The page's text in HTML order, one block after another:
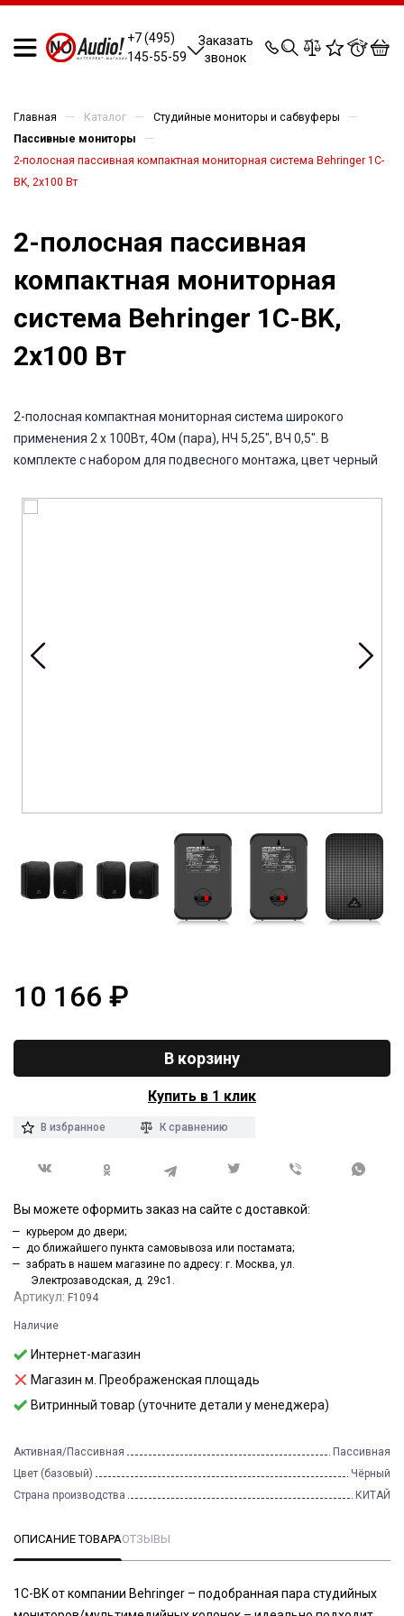
+7 (495)
145-55-59
Заказать
звонок
0 0 0 0
Главная — Каталог — Студийные мониторы и сабвуферы —
Пассивные мониторы —
2-полосная пассивная компактная мониторная система Behringer 1C-
BK, 2x100 Вт
2-полосная пассивная
компактная мониторная
система Behringer 1C-BK,
2x100 Вт
2-полосная компактная мониторная система широкого
применения 2 х 100Вт, 4Ом (пара), НЧ 5,25", ВЧ 0,5". В
комплекте с набором для подвесного монтажа, цвет черный
Артикул: F1094
Наличие
Интернет-магазин
Магазин м. Преображенская площадь
Витринный товар (уточните детали у менеджера)
Активная/Пассивная
Пассивная
Цвет (базовый)
Чёрный
Страна производства
КИТАЙ
10 166 ₽
В корзину
Купить в 1 клик
В избранное К сравнению
Вы можете оформить заказ на сайте с доставкой:
курьером до двери;
до ближайшего пункта самовывоза или постамата;
забрать в нашем магазине по адресу: г. Москва, ул.
Электрозаводская, д. 29с1.
ОПИСАНИЕ ТОВАРАОТЗЫВЫ
1C-BK от компании Behringer – подобранная пара студийных